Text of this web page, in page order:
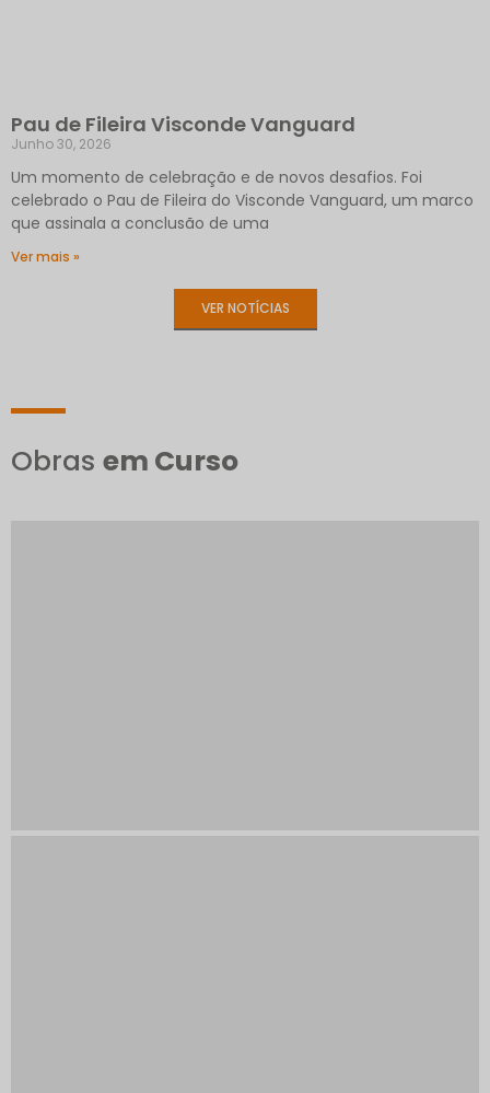
Pau de Fileira Visconde Vanguard
Junho 30, 2026
Um momento de celebração e de novos desafios. Foi
celebrado o Pau de Fileira do Visconde Vanguard, um marco
que assinala a conclusão de uma
Ver mais »
VER NOTÍCIAS
Obras em Curso